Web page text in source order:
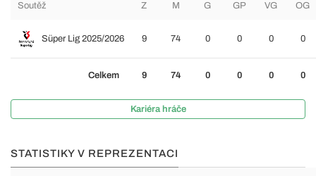
Soutěž Z M G GP VG OG
Süper Lig 2025/2026 9 74 0 0 0 0
Celkem 9 74 0 0 0 0
Kariéra hráče
STATISTIKY V REPREZENTACI